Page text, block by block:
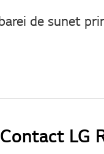
Contact LG